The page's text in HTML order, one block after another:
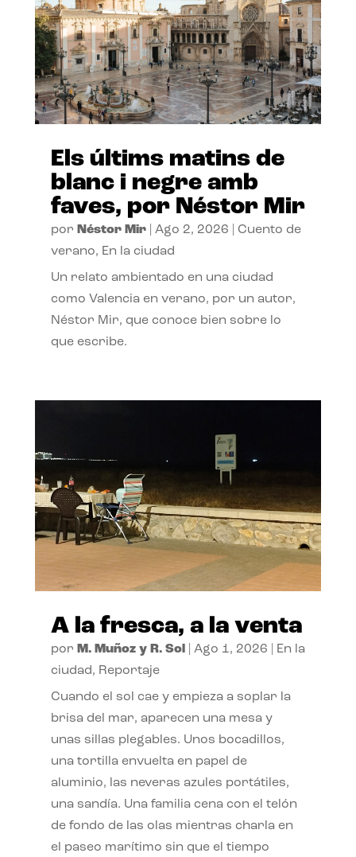
Els últims matins de
blanc i negre amb
faves, por Néstor Mir
por Néstor Mir| Ago 2, 2026
Cuento de
verano, En la ciudad
Un relato ambientado en una ciudad
como Valencia en verano, por un autor,
Néstor Mir, que conoce bien sobre lo
que escribe.
A la fresca, a la venta
por M. Muñoz y R. Sol| Ago 1, 2026
En la
ciudad, Reportaje
Cuando el sol cae y empieza a soplar la
brisa del mar, aparecen una mesa y
unas sillas plegables. Unos bocadillos,
una tortilla envuelta en papel de
aluminio, las neveras azules portátiles,
una sandía. Una familia cena con el telón
de fondo de las olas mientras charla en
el paseo marítimo sin que el tiempo